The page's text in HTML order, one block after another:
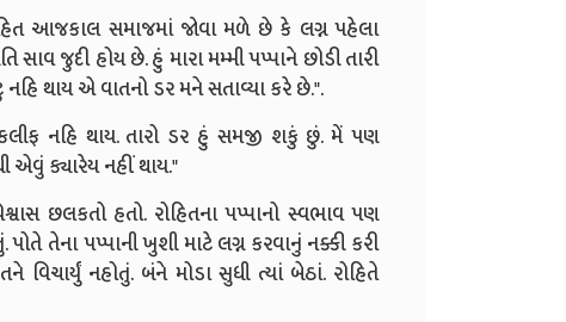
આજકાલ સમાજમાં જોવા મળે છે કે લગ્ન પહેલા
સાવ જુદી હોય છે. હું મારા મમ્મી પપ્પાને છોડી તારી
થાય એ વાતનો ડર મને સતાવ્યા કરે છે.".
નહિ થાય. તારો ડર હું સમજી શકું છું. મેં પણ
એવું ક્યારેય નહીં થાય."
છલકતો હતો. રોહિતના પપ્પાનો સ્વભાવ પણ
તેના પપ્પાની ખુશી માટે લગ્ન કરવાનું નક્કી કરી
નહોતું. બંને મોડા સુધી ત્યાં બેઠાં. રોહિતે